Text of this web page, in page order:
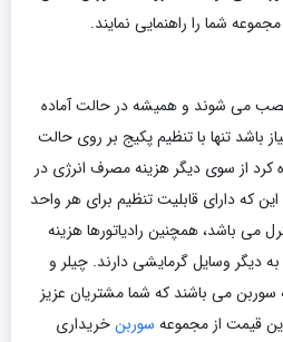
شما را راهنمایی نمایند.
نصب می شوند و همیشه در حالت آماده
باشد تنها با تنظیم پکیج بر روی حالت
کرد از سوی دیگر هزینه مصرف انرژی در
که دارای قابلیت تنظیم برای هر واحد
می باشد، همچنین رادیاتورها هزینه
دیگر وسایل گرمایشی دارند. چیلر و
می باشند که شما مشتریان عزیز
قیمت از مجموعه سوربنخریداری